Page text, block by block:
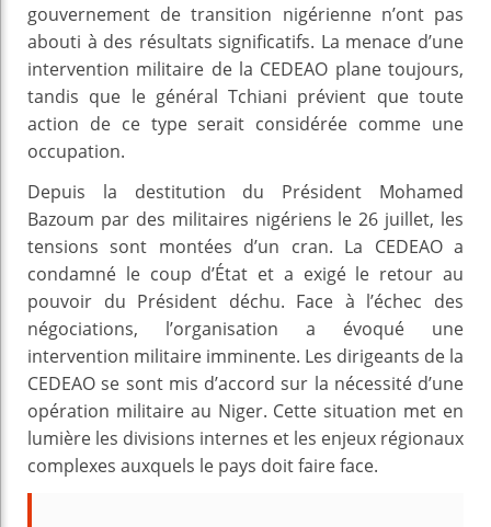
gouvernement de transition nigérienne n’ont pas
abouti à des résultats significatifs. La menace d’une
intervention militaire de la CEDEAO plane toujours,
tandis que le général Tchiani prévient que toute
action de ce type serait considérée comme une
occupation.
Depuis la destitution du Président Mohamed
Bazoum par des militaires nigériens le 26 juillet, les
tensions sont montées d’un cran. La CEDEAO a
condamné le coup d’État et a exigé le retour au
pouvoir du Président déchu. Face à l’échec des
négociations, l’organisation a évoqué une
intervention militaire imminente. Les dirigeants de la
CEDEAO se sont mis d’accord sur la nécessité d’une
opération militaire au Niger. Cette situation met en
lumière les divisions internes et les enjeux régionaux
complexes auxquels le pays doit faire face.